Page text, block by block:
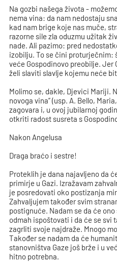
Na gozbi našega života -
nema vina: da nam nedostaju
kad nam brige koje nas muče,
razorne sile zla oduzmu užitak
nade. Ali pazimo: pred
izobilju. To se čini proturječnim:
veće Gospodinovo preobilje. Jer
želi slaviti slavlje kojemu neće
Molimo se, dakle, Djevici Mariji.
novoga vina” (usp. A. Bello,
zagovara i, u ovoj jubilarnoj
otkriti radost susreta s
Nakon Angelusa
Draga braćo i sestre!
Proteklih je dana najavljeno da
primirje u Gazi. Izražavam
je posredovati oko postizanja
Zahvaljujem također svim
postignuće. Nadam se da će
odmah ispoštovati i da će se
zagrliti svoje najdraže. Mnogo
Također se nadam da će
stanovništva Gaze još brže i u
hitno potrebna.